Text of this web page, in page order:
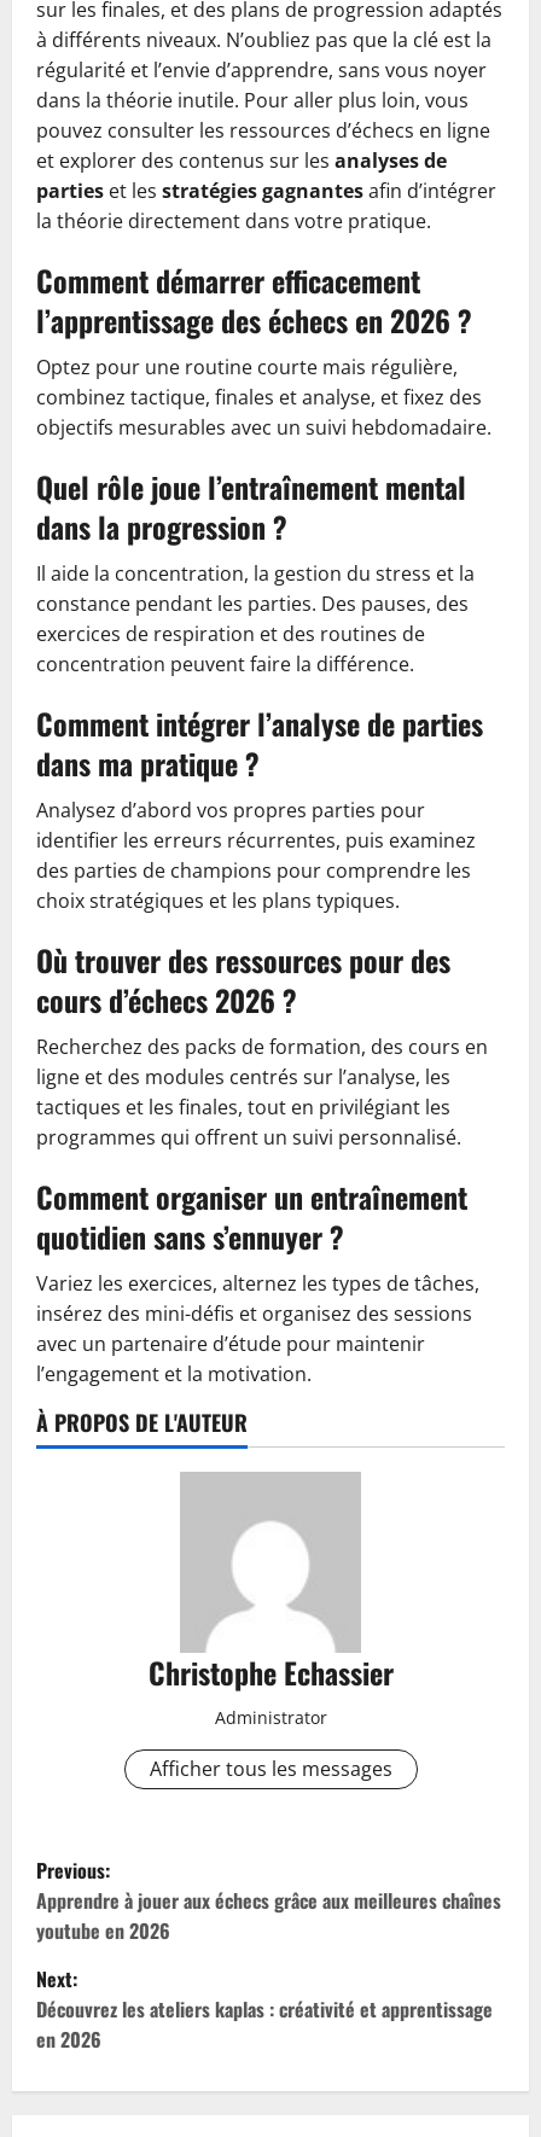
sur les finales, et des plans de progression adaptés
à différents niveaux. N’oubliez pas que la clé est la
régularité et l’envie d’apprendre, sans vous noyer
dans la théorie inutile. Pour aller plus loin, vous
pouvez consulter les ressources d’échecs en ligne
et explorer des contenus sur les analyses de
parties et les stratégies gagnantesafin d’intégrer
la théorie directement dans votre pratique.
Comment démarrer efficacement
l’apprentissage des échecs en 2026 ?
Optez pour une routine courte mais régulière,
combinez tactique, finales et analyse, et fixez des
objectifs mesurables avec un suivi hebdomadaire.
Quel rôle joue l’entraînement mental
dans la progression ?
Il aide la concentration, la gestion du stress et la
constance pendant les parties. Des pauses, des
exercices de respiration et des routines de
concentration peuvent faire la différence.
Comment intégrer l’analyse de parties
dans ma pratique ?
Analysez d’abord vos propres parties pour
identifier les erreurs récurrentes, puis examinez
des parties de champions pour comprendre les
choix stratégiques et les plans typiques.
Où trouver des ressources pour des
cours d’échecs 2026 ?
Recherchez des packs de formation, des cours en
ligne et des modules centrés sur l’analyse, les
tactiques et les finales, tout en privilégiant les
programmes qui offrent un suivi personnalisé.
Comment organiser un entraînement
quotidien sans s’ennuyer ?
Variez les exercices, alternez les types de tâches,
insérez des mini-défis et organisez des sessions
avec un partenaire d’étude pour maintenir
l’engagement et la motivation.
À PROPOS DE L'AUTEUR
Christophe Echassier
Administrator
Afficher tous les messages
P
o
s
t
n
Previous:
Apprendre à jouer aux échecs grâce aux meilleures chaînes
youtube en 2026
Next:
Découvrez les ateliers kaplas : créativité et apprentissage
en 2026